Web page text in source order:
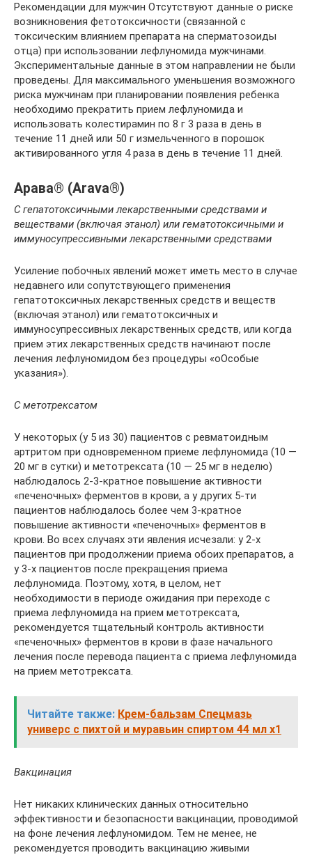
Рекомендации для мужчин Отсутствуют данные о риске
возникновения фетотоксичности (связанной с
токсическим влиянием препарата на сперматозоиды
отца) при использовании лефлуномида мужчинами.
Экспериментальные данные в этом направлении не были
проведены. Для максимального уменьшения возможного
риска мужчинам при планировании появления ребенка
необходимо прекратить прием лефлуномида и
использовать колестирамин по 8 г 3 раза в день в
течение 11 дней или 50 г измельченного в порошок
активированного угля 4 раза в день в течение 11 дней.
Арава® (Arava®)
С гепатотоксичными лекарственными средствами и
веществами (включая этанол) или гематотоксичными и
иммуносупрессивными лекарственными средствами
Усиление побочных явлений может иметь место в случае
недавнего или сопутствующего применения
гепатотоксичных лекарственных средств и веществ
(включая этанол) или гематотоксичных и
иммуносупрессивных лекарственных средств, или когда
прием этих лекарственных средств начинают после
лечения лефлуномидом без процедуры «оОсобые
указания»).
С метотрексатом
У некоторых (у 5 из 30) пациентов с ревматоидным
артритом при одновременном приеме лефлуномида (10 —
20 мг в сутки) и метотрексата (10 — 25 мг в неделю)
наблюдалось 2-3-кратное повышение активности
«печеночных» ферментов в крови, а у других 5-ти
пациентов наблюдалось более чем 3-кратное
повышение активности «печеночных» ферментов в
крови. Во всех случаях эти явления исчезали: у 2-х
пациентов при продолжении приема обоих препаратов, а
у 3-х пациентов после прекращения приема
лефлуномида. Поэтому, хотя, в целом, нет
необходимости в периоде ожидания при переходе с
приема лефлуномида на прием метотрексата,
рекомендуется тщательный контроль активности
«печеночных» ферментов в крови в фазе начального
лечения после перевода пациента с приема лефлуномида
на прием метотрексата.
Читайте также: Крем-бальзам Спецмазь
универс с пихтой и муравьин спиртом 44 мл x1
Вакцинация
Нет никаких клинических данных относительно
эффективности и безопасности вакцинации, проводимой
на фоне лечения лефлуномидом. Тем не менее, не
рекомендуется проводить вакцинацию живыми